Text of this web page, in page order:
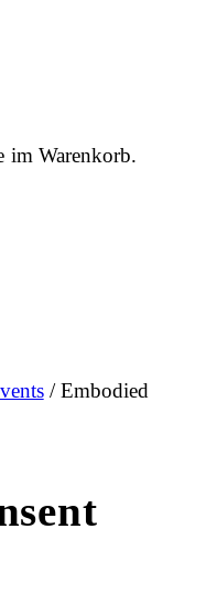
im Warenkorb.
/ Embodied